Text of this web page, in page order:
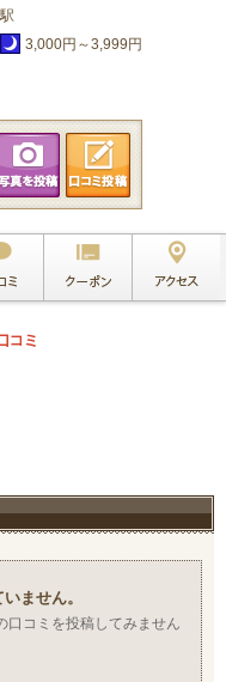
3,000円～3,999円
ません。
口コミを投稿してみません